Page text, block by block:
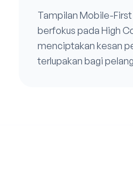
Tampilan Mobile-
berfokus pada High
menciptakan kesan
terlupakan bagi